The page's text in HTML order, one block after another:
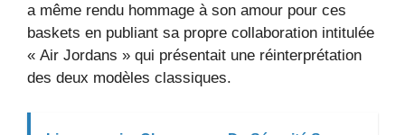
a même rendu hommage à son amour pour ces
baskets en publiant sa propre collaboration intitulée
« Air Jordans » qui présentait une réinterprétation
des deux modèles classiques.